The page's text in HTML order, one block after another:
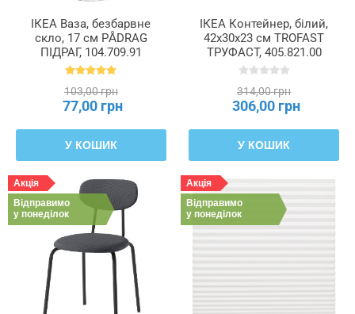
ІКЕА Ваза, безбарвне
скло, 17 см PÅDRAG
ПІДРАГ, 104.709.91
103,00 грн
77,00 грн
У КОШИК
ІКЕА Контейнер, білий,
42x30x23 см TROFAST
ТРУФАСТ, 405.821.00
314,00 грн
306,00 грн
У КОШИК
Акція
Відправимо
у понеділок
Акція
Відправимо
у понеділок